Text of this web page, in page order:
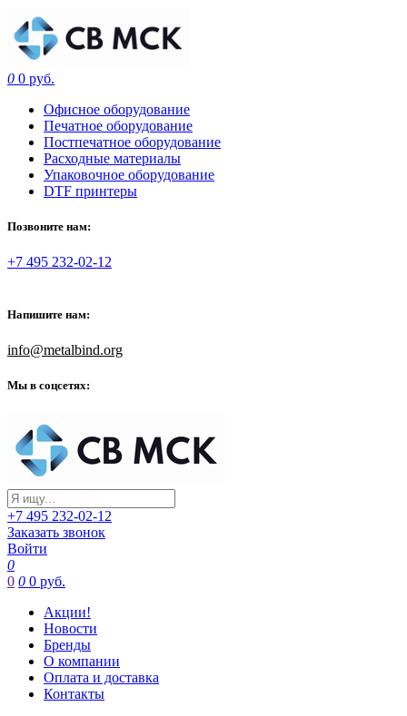
0 0 руб.
Офисное оборудование
Печатное оборудование
Постпечатное оборудование
Расходные материалы
Упаковочное оборудование
DTF принтеры
Позвоните нам:
+7 495 232-02-12
Напишите нам:
info@metalbind.org
Мы в соцсетях:
+7 495 232-02-12
Заказать звонок
Войти
0
0 0 0 руб.
Акции!
Новости
Бренды
О компании
Оплата и доставка
Контакты